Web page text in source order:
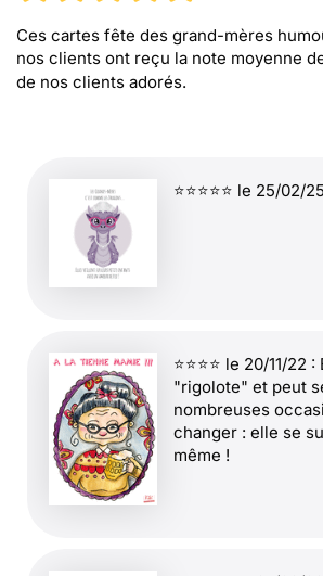
Ces cartes fête des grand-mères
nos clients ont reçu la note moyenne
de nos clients adorés.
⭐⭐⭐⭐⭐ le 25/02/
⭐⭐⭐⭐ le 20/11/22
"rigolote" et peut
nombreuses
changer : elle se
même !